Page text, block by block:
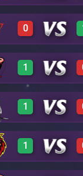
A5
0
A16
1
3 A8
1
3 A17
1